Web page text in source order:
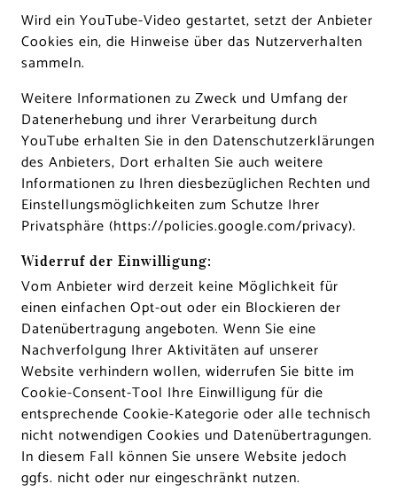
Wird ein YouTube-Video gestartet, setzt der Anbieter
Cookies ein, die Hinweise über das Nutzerverhalten
sammeln.
Weitere Informationen zu Zweck und Umfang der
Datenerhebung und ihrer Verarbeitung durch
YouTube erhalten Sie in den Datenschutzerklärungen
des Anbieters, Dort erhalten Sie auch weitere
Informationen zu Ihren diesbezüglichen Rechten und
Einstellungsmöglichkeiten zum Schutze Ihrer
Privatsphäre (https://policies.google.com/privacy).
Widerruf der Einwilligung:
Vom Anbieter wird derzeit keine Möglichkeit für
einen einfachen Opt-out oder ein Blockieren der
Datenübertragung angeboten. Wenn Sie eine
Nachverfolgung Ihrer Aktivitäten auf unserer
Website verhindern wollen, widerrufen Sie bitte im
Cookie-Consent-Tool Ihre Einwilligung für die
entsprechende Cookie-Kategorie oder alle technisch
nicht notwendigen Cookies und Datenübertragungen.
In diesem Fall können Sie unsere Website jedoch
ggfs. nicht oder nur eingeschränkt nutzen.